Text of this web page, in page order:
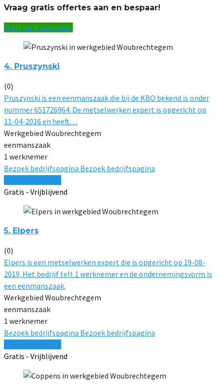
Vraag gratis offertes aan en bespaar!
Start nu je aanvraag!
4. Pruszynski
(0)
Pruszynski is een eenmanszaak die bij de KBO bekend is onder
nummer 651726964. De metselwerken expert is opgericht op
11-04-2016 en heeft…
Werkgebied Woubrechtegem
eenmanszaak
1 werknemer
Bezoek bedrijfspagina Bezoek bedrijfspagina
Gratis - Vrijblijvend
5. Elpers
(0)
Elpers is een metselwerken expert die is opgericht op 19-08-
2019. Het bedrijf telt 1 werknemer en de ondernemingsvorm is
een eenmanszaak.
Werkgebied Woubrechtegem
eenmanszaak
1 werknemer
Bezoek bedrijfspagina Bezoek bedrijfspagina
Gratis - Vrijblijvend